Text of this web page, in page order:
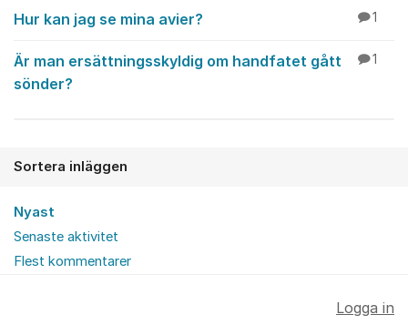
Hur kan jag se mina avier? 1
Är man ersättningsskyldig om handfatet gått
sönder?
1
Sortera inläggen
Nyast
Senaste aktivitet
Flest kommentarer
Logga in